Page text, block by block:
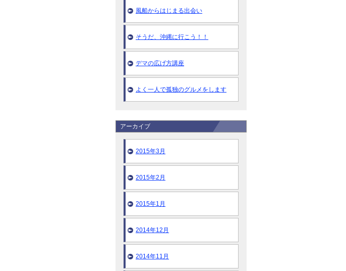
風船からはじまる出会い
そうだ、沖縄に行こう！！
デマの広げ方講座
よく一人で孤独のグルメをします
アーカイブ
2015年3月
2015年2月
2015年1月
2014年12月
2014年11月